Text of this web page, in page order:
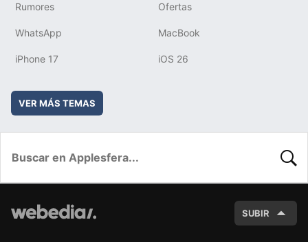
Rumores Ofertas
WhatsApp MacBook
iPhone 17 iOS 26
VER MÁS TEMAS
SUBIR